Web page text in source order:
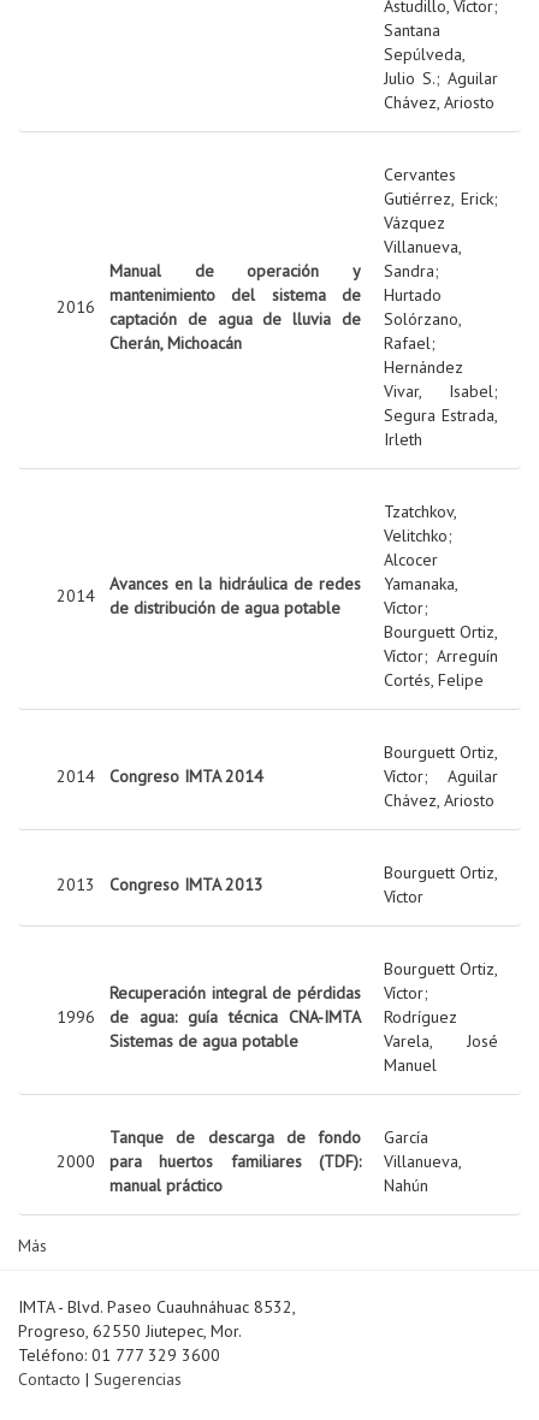
Astudillo, Víctor;
Santana
Sepúlveda,
Julio S.; Aguilar
Chávez, Ariosto
2016
Manual de operación y
mantenimiento del sistema de
captación de agua de lluvia de
Cherán, Michoacán
Cervantes
Gutiérrez, Erick;
Vázquez
Villanueva,
Sandra;
Hurtado
Solórzano,
Rafael;
Hernández
Vivar, Isabel;
Segura Estrada,
Irleth
2014
Avances en la hidráulica de redes
de distribución de agua potable
Tzatchkov,
Velitchko;
Alcocer
Yamanaka,
Víctor;
Bourguett Ortiz,
Víctor; Arreguín
Cortés, Felipe
2014 Congreso IMTA 2014
Bourguett Ortiz,
Víctor; Aguilar
Chávez, Ariosto
2013 Congreso IMTA 2013
Bourguett Ortiz,
Víctor
1996
Recuperación integral de pérdidas
de agua: guía técnica CNA-IMTA
Sistemas de agua potable
Bourguett Ortiz,
Víctor;
Rodríguez
Varela, José
Manuel
2000
Tanque de descarga de fondo
para huertos familiares (TDF):
manual práctico
García
Villanueva,
Nahún
Más
IMTA - Blvd. Paseo Cuauhnáhuac 8532,
Progreso, 62550 Jiutepec, Mor.
Teléfono: 01 777 329 3600
Contacto | Sugerencias